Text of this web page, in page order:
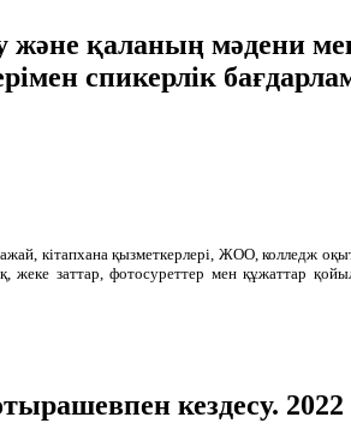
қаланың мәдени
спикерлік
кітапхана қызметкерлері, ЖОО, колледж
заттар, фотосуреттер мен құжаттар
кездесу. 2022